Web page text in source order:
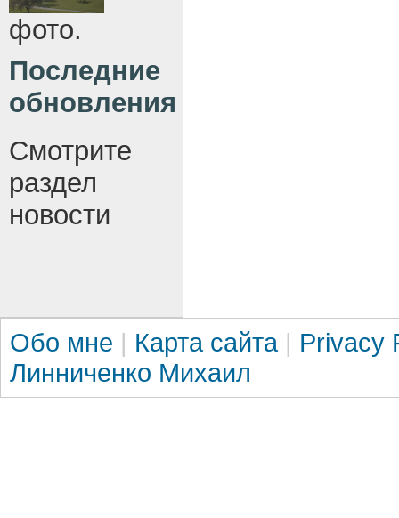
фото.
Последние
обновления
Смотрите
раздел
новости
Обо мне | Карта сайта | Privacy
Линниченко Михаил